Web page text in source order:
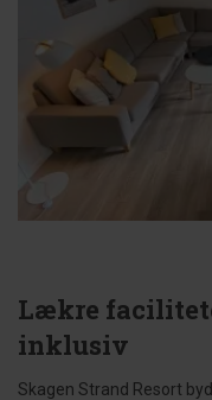
Lækre
inklusiv
Skagen Strand Resort